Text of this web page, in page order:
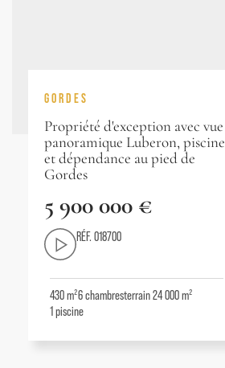
GORDES
Propriété d'exception avec vue
panoramique Luberon, piscine
et dépendance au pied de
Gordes
5 900 000 €
RÉF. 018700
430 m²6chambresterrain 24 000 m²
1piscine